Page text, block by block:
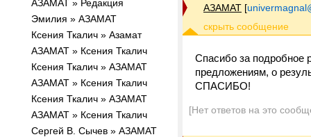
АЗАМАТ » Редакция
Эмилия » АЗАМАТ
Ксения Ткалич » Азамат
АЗАМАТ » Ксения Ткалич
Ксения Ткалич » АЗАМАТ
АЗАМАТ » Ксения Ткалич
Ксения Ткалич » АЗАМАТ
АЗАМАТ » Ксения Ткалич
Сергей В. Сычев » АЗАМАТ
АЗАМАТ [
Спасибо за подробное
предложениям, о
СПАСИБО!
[Нет ответов на это